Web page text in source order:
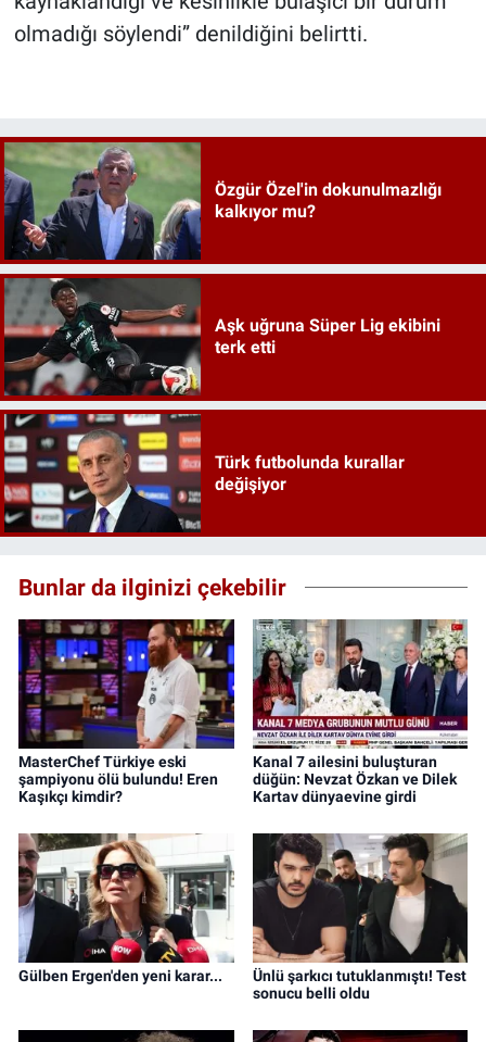
olmadığı söylendi” denildiğini belirtti.
Özgür Özel'in dokunulmazlığı
kalkıyor mu?
Aşk uğruna Süper Lig ekibini
terk etti
Türk futbolunda kurallar
değişiyor
Bunlar da ilginizi çekebilir
MasterChef Türkiye eski
şampiyonu ölü bulundu! Eren
Kaşıkçı kimdir?
Kanal 7 ailesini buluşturan
düğün: Nevzat Özkan ve Dilek
Kartav dünyaevine girdi
Gülben Ergen'den yeni karar...
Ünlü şarkıcı tutuklanmıştı! Test
sonucu belli oldu